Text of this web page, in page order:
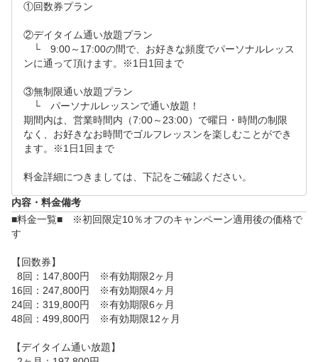
受付ております。
－－－－－－－－－－－－－－－－－－－－－－－－
－－－－－－－－－－－－－－－－－－－－－－－－
※日時リクエスト方法について…
例1　第一希望：火曜15:00～　第二希望：同日の火曜
16:00～　の場合…
入力方法＞　第一希望：希望日入力　15:00～1
6:00　第二希望：希望日入力　16:00～17:00　とご入
力下さい。
例2　行きたい日にちはあるが、13時30分に終了して
いたら何時でも大丈夫な場合…
①回数券プラン
②デイタイム通い放題プラン
└　9:00～17:00の間で、お好きな頻度でパーソナルレッス
ンに通って頂けます。※1日1回まで
③無制限通い放題プラン
└　パーソナルレッスンで通い放題！
期間内は、営業時間内（7:00～23:00）で曜日・時間の制限
なく、お好きなお時間でゴルフレッスンを楽しむことができ
ます。※1日1回まで
料金詳細につきましては、下記をご確認ください。
内容・料金備考
■料金一覧■　※初回限定10％オフのキャンペーン適用後の価格で
す
【回数券】
16回：247,800円　※有効期限4ヶ月
24回：319,800円　※有効期限6ヶ月
48回：499,800円　※有効期限12ヶ月
【デイタイム通い放題】